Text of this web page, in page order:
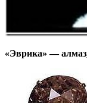
«Эврика» —